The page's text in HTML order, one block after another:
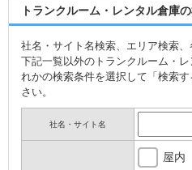
トランクルーム・レンタル倉庫
社名・サイト名検索、エリア検索、
下記一覧以外のトランクルーム・
れかの検索条件を選択して「検索
さい。
社名・サイト名
屋内